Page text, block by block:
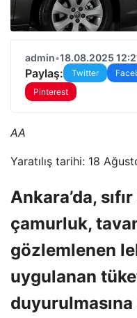
admin•18.08.2025
Paylaş: Twitter
Pinterest
AA
Yaratılış tarihi: 18
Ankara’da,
çamurluk,
gözlemlenen
uygulanan